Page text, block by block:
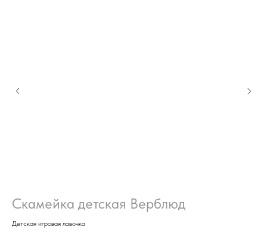
Скамейка детская Верблюд
Детская игровая лавочка